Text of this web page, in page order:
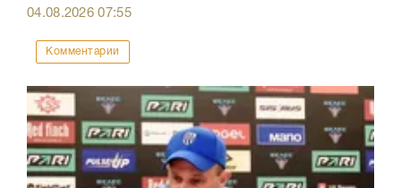
04.08.202607:55
Комментарии